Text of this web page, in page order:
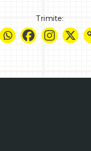
Trimite: